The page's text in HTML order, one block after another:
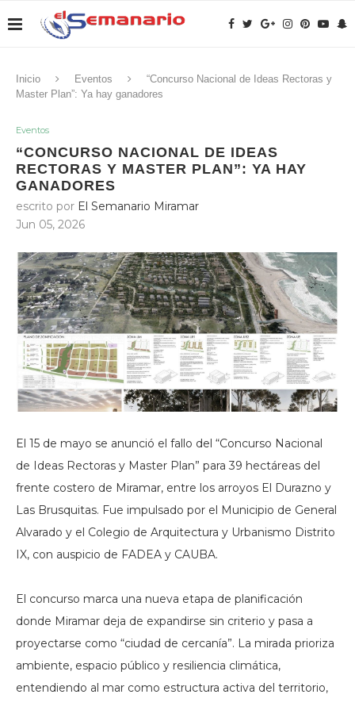
Inicio Eventos
“Concurso Nacional de Ideas Rectoras y
Master Plan”: Ya hay ganadores
Eventos
“CONCURSO NACIONAL DE IDEAS
RECTORAS Y MASTER PLAN”: YA HAY
GANADORES
escrito por El Semanario Miramar
Jun 05, 2026
El 15 de mayo se anunció el fallo del “Concurso Nacional
de Ideas Rectoras y Master Plan” para 39 hectáreas del
frente costero de Miramar, entre los arroyos El Durazno y
Las Brusquitas. Fue impulsado por el Municipio de General
Alvarado y el Colegio de Arquitectura y Urbanismo Distrito
IX, con auspicio de FADEA y CAUBA.
El concurso marca una nueva etapa de planificación
donde Miramar deja de expandirse sin criterio y pasa a
proyectarse como “ciudad de cercanía”. La mirada prioriza
ambiente, espacio público y resiliencia climática,
entendiendo al mar como estructura activa del territorio,